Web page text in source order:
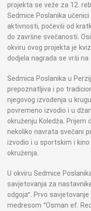
projekta se veže za 12.
Sedmice Poslanika
aktivnosti, počevši od
do završne svečanosti.
okviru ovog projekta je
dodjela nagrada se vrši
Sedmica Poslanika u
prepoznatljiva i po
njegovog izvođenja u
povremeno izvodio i u
okruženju Koledža. Prijem
nekoliko navrata svečani
izvodio i u sportskim i
okruženja.
U okviru Sedmice
savjetovanja za
odgoja”. Prvo
medresom “Osman ef.